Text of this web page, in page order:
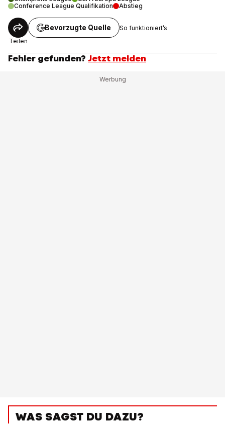
Conference League Qualifikation
Abstieg
Teilen
Bevorzugte Quelle So funktioniert’s
Fehler gefunden? Jetzt melden
WAS SAGST DU DAZU?